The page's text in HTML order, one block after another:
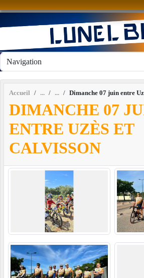
Accueil Dimanche 07 juin entre
DIMANCHE 07
ENTRE UZÈS ET
CALVISSON